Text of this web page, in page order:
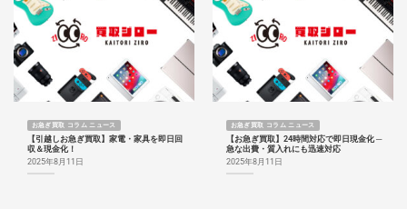
お急ぎ買取 コラム ニュース
【引越しお急ぎ買取】家電・家具を即日回
収＆現金化！
2025年8月11日
お急ぎ買取 コラム ニュース
【お急ぎ買取】24時間対応で即日現金化 ─
急な出費・質入れにも迅速対応
2025年8月11日